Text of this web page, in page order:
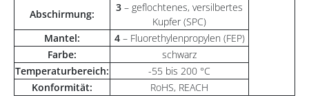
Abschirmung:
3 – geflochtenes, versilbertes
Kupfer (SPC)
Mantel:
4– Fluorethylenpropylen (FEP)
Farbe:
schwarz
Temperaturbereich:
-55 bis 200 °C
Konformität:
RoHS, REACH